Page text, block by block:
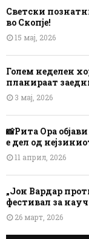
Светски
во Скопје!
15 мај, 2026
Голем неделен
планираат
3 мај, 2026
📸Рита Ора
е дел од
11 април, 2026
„Јон Вардар
фестивал за
26 март, 2026